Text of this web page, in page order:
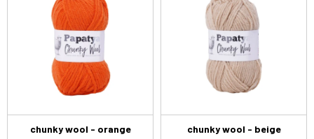
chunky wool - orange chunky wool - beige